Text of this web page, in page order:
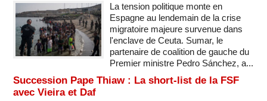
La tension politique monte en
Espagne au lendemain de la crise
migratoire majeure survenue dans
l'enclave de Ceuta. Sumar, le
partenaire de coalition de gauche du
Premier ministre Pedro Sánchez, a...
Succession Pape Thiaw : La short-list de la FSF
avec Vieira et Daf